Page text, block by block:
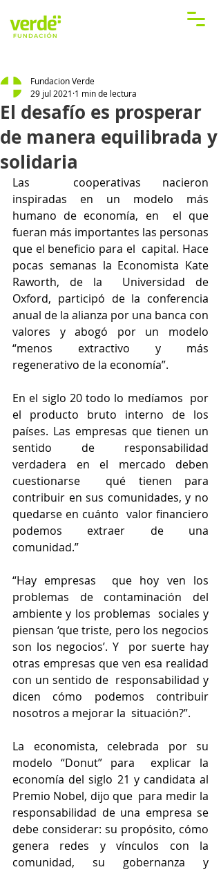
El desafío es prosperar
de manera equilibrada y
solidaria
Fundacion Verde
29 jul 2021 1 min de lectura
Las  cooperativas nacieron
inspiradas en un modelo más
humano de economía, en  el que
fueran más importantes las personas
que el beneficio para el  capital. Hace
pocas semanas la Economista Kate
Raworth, de la  Universidad de
Oxford, participó de la conferencia
anual de la alianza por una banca con
valores y abogó por un modelo
“menos extractivo y más
regenerativo de la economía”.
En el siglo 20 todo lo medíamos  por
el producto bruto interno de los
países. Las empresas que tienen un
sentido de responsabilidad
verdadera en el mercado deben
cuestionarse  qué tienen para
contribuir en sus comunidades, y no
quedarse en cuánto  valor financiero
podemos extraer de una
comunidad.”
“Hay empresas  que hoy ven los
problemas de contaminación del
ambiente y los problemas  sociales y
piensan ‘que triste, pero los negocios
son los negocios’. Y  por suerte hay
otras empresas que ven esa realidad
con un sentido de  responsabilidad y
dicen cómo podemos contribuir
nosotros a mejorar la  situación?”.
La economista, celebrada por su
modelo “Donut” para  explicar la
economía del siglo 21 y candidata al
Premio Nobel, dijo que  para medir la
responsabilidad de una empresa se
debe considerar: su propósito, cómo
genera redes y vínculos con la
comunidad, su gobernanza y